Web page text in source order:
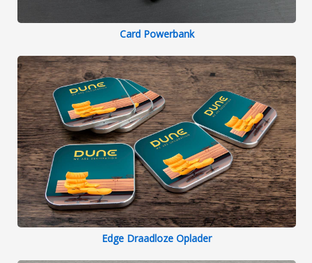
Card Powerbank
Edge Draadloze Oplader